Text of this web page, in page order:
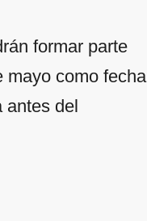
formar parte
mayo como fecha
antes del